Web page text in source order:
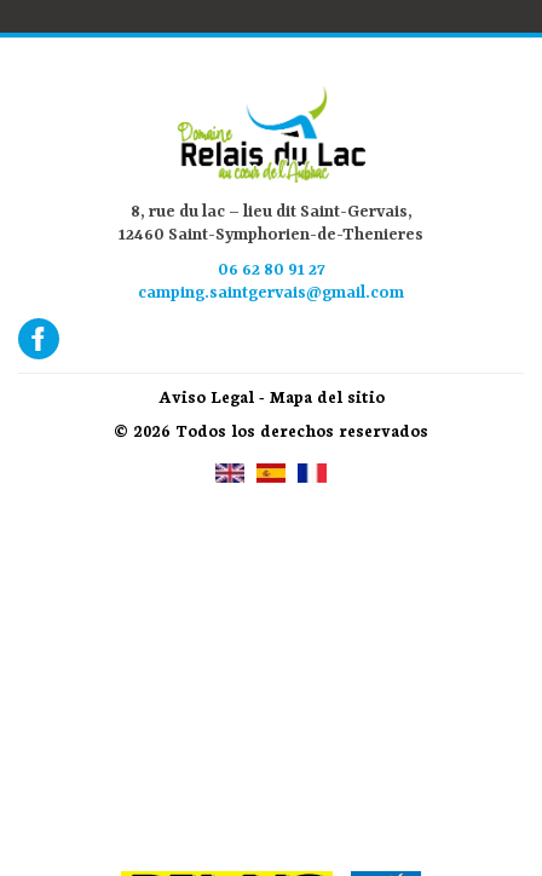
8, rue du lac – lieu dit Saint-Gervais,
12460 Saint-Symphorien-de-Thenieres
06 62 80 91 27
camping.saintgervais@gmail.com
Aviso Legal- Mapa del sitio
© 2026 Todos los derechos reservados